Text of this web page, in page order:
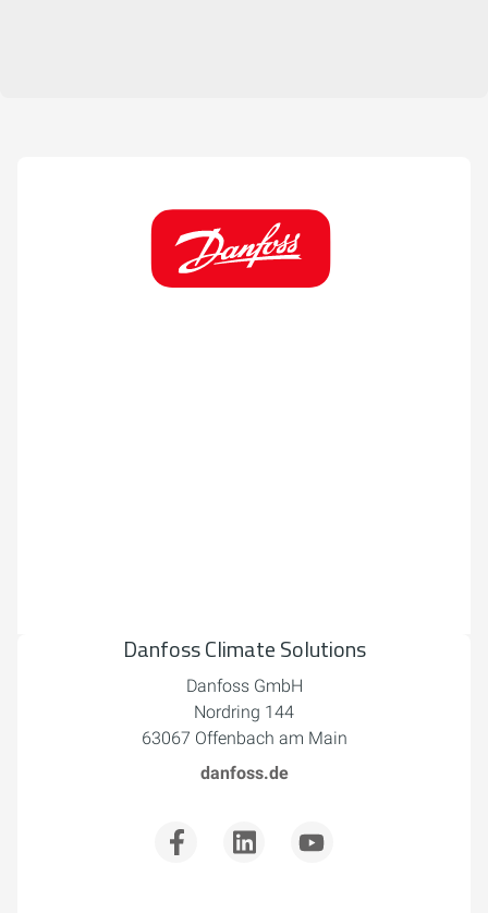
Danfoss Climate Solutions
Danfoss GmbH
Nordring 144
63067 Offenbach am Main
danfoss.de